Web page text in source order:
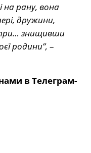
на рану, вона
дружини,
знищивши
родини”, –
в Телеграм-